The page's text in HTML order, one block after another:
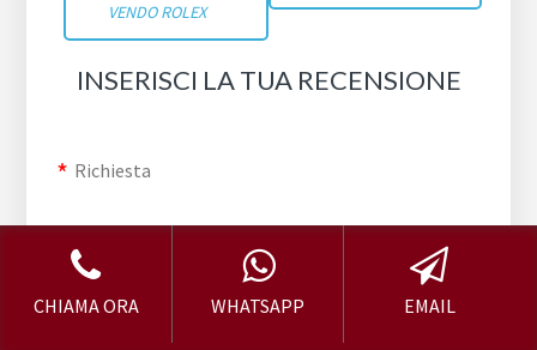
VENDO ROLEX
INSERISCI LA TUA RECENSIONE
Richiesta
rating
fields
CHIAMA ORA WHATSAPP EMAIL